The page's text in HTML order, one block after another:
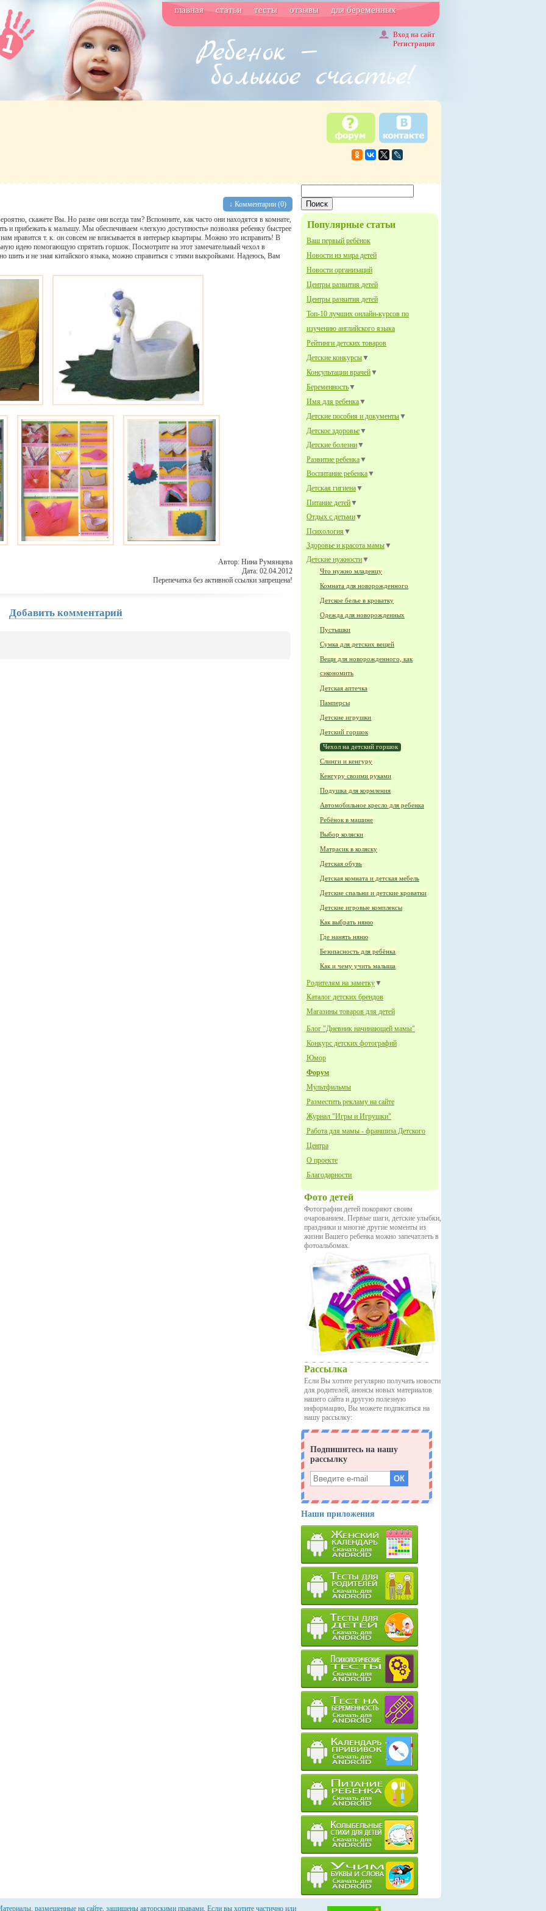
главная статьи тесты отзывы для беременных
Вход на сайт
Регистрация
Популярные статьи
Ваш первый ребёнок
Новости из мира детей
Новости организаций
Центры развития детей
Центры развития детей
Топ-10 лучших онлайн-курсов по
изучению английского языка
Рейтинги детских товаров
Детские конкурсы▼
Консультации врачей▼
Беременность▼
Имя для ребенка▼
Детские пособия и документы▼
Детское здоровье▼
Детские болезни▼
Развитие ребенка▼
Воспитание ребенка▼
Детская гигиена▼
Питание детей▼
Отдых с детьми▼
Психология ▼
Здоровье и красота мамы▼
Детские нужности▼
Что нужно младенцу
Комната для новорожденного
Детское белье в кроватку
Одежда для новорожденных
Пустышки
Сумка для детских вещей
Вещи для новорожденного, как
сэкономить
Детская аптечка
Памперсы
Детские игрушки
Детский горшок
Чехол на детский горшок
Слинги и кенгуру
Кенгуру своими руками
Подушка для кормления
Автомобильное кресло для ребенка
Ребёнок в машине
Выбор коляски
Матрасик в коляску
Детская обувь
Детская комната и детская мебель
Детские спальни и детские кроватки
Детские игровые комплексы
Как выбрать няню
Где нанять няню
Безопасность для ребёнка
Как и чему учить малыша
Родителям на заметку▼
Каталог детских брендов
Магазины товаров для детей
Блог "Дневник начинающей мамы"
Конкурс детских фотографий
Юмор
Форум
Мультфильмы
Разместить рекламу на сайте
Журнал "Игры и Игрушки"
Работа для мамы - франшиза Детского
Центра
О проекте
Благодарности
Фото детей
Фотографии детей покоряют своим
очарованием. Первые шаги, детские улыбки,
праздники и многие другие моменты из
жизни Вашего ребенка можно запечатлеть в
фотоальбомах.
Рассылка
Если Вы хотите регулярно получать новости
для родителей, анонсы новых материалов
нашего сайта и другую полезную
информацию, Вы можете подписаться на
нашу рассылку:
Наши приложения
↓ Комментарии (0)
скажете Вы. Но разве они всегда там? Вспомните, как часто они находятся в комнате,
и прибежать к малышу. Мы обеспечиваем «легкую доступность» позволяя ребенку быстрее
нравится т. к. он совсем не вписывается в интерьер квартиры. Можно это исправить! В
идею помогающую спрятать горшок. Посмотрите на этот замечательный чехол в
шить и не зная китайского языка, можно справиться с этими выкройками. Надеюсь, Вам
Автор: Нина Румянцева
Дата: 02.04.2012
Перепечатка без активной ссылки запрещена!
Добавить комментарий
размещенные на сайте, защищены авторскими правами. Если вы хотите частично или